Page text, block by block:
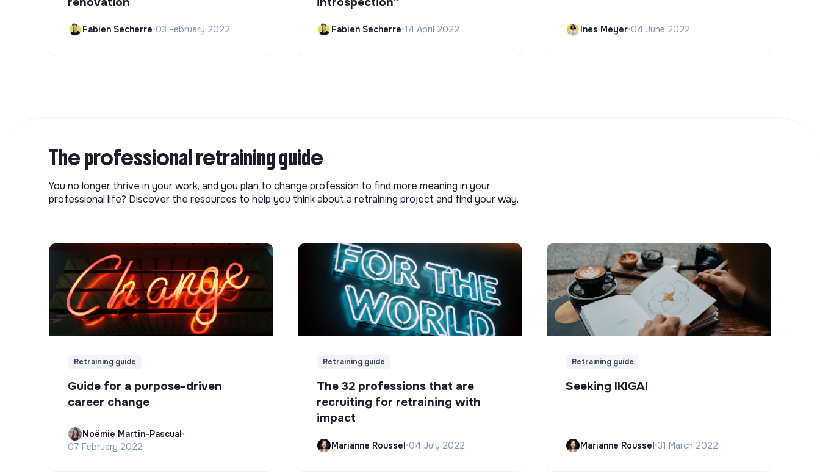
Fabien Secherre•03 February 2022 Fabien Secherre•14 April 2022 Ines Meyer•04 June 2022
The professional retraining guide
You no longer thrive in your work, and you plan to change profession to find more meaning in your
professional life? Discover the resources to help you think about a retraining project and find your way.
Retraining guide
Guide for a purpose-driven
career change
Noëmie Martin-Pascual•
07 February 2022
Retraining guide
The 32 professions that are
recruiting for retraining with
impact
Marianne Roussel•04 July 2022
Retraining guide
Seeking IKIGAI
Marianne Roussel•31 March 2022